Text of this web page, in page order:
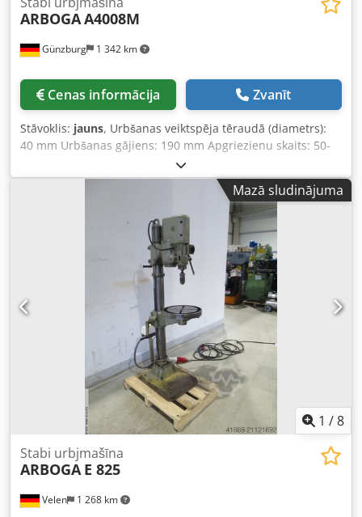
Günzburg 1 342 km
ARBOGAA4008M
Cenas informācija Zvanīt
Stāvoklis: jauns, Urbšanas veiktspēja tēraudā (diametrs):
40 mm Urbšanas gājiens: 190 mm Apgriezienu skaits: 50-
1800 apgr./min Īsā vārpsta: MK 4 Galda izmēri: 500x400
mm Kopējais jaudas pieprasījums: 2,2 kW Iekārtas svars:
apm. 330 kg Nepieciešamā platība: apm. 670 x 500 x 2120
mm Csdpfeyv Nr Uox Af Dsrf -Īpaša cena- -Izstādes iekārta-
Mazā sludinājuma
1 /8
Velen 1 268 km
Stabi urbjmašīna
ARBOGA E 825